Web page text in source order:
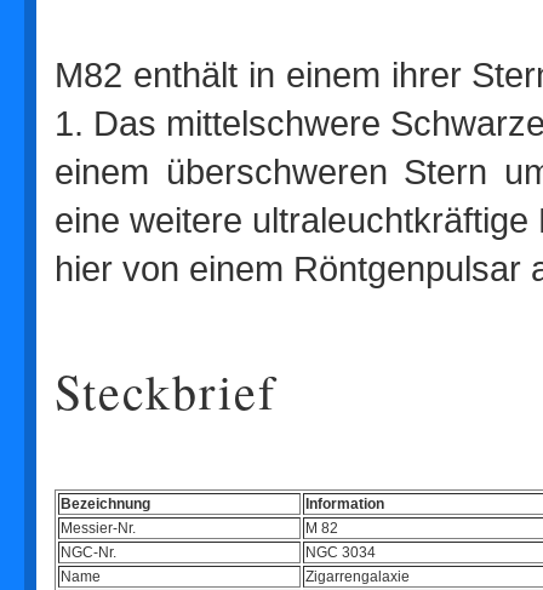
M82 enthält in einem ihrer
1. Das mittelschwere
einem überschweren Stern
eine weitere
hier von einem Röntgenpulsar
Steckbrief
Bezeichnung
Information
Messier-Nr.
M 82
NGC-Nr.
NGC 3034
Name
Zigarrengalaxie